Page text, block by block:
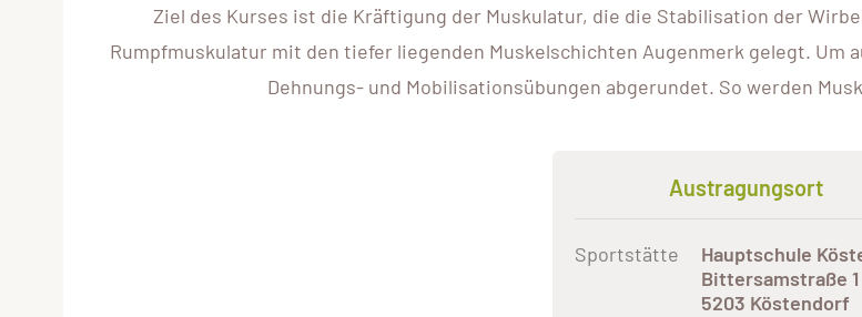
Ziel des Kurses ist die Kräftigung der Muskulatur, die die Stabilisation der
Rumpfmuskulatur mit den tiefer liegenden Muskelschichten Augenmerk gelegt.
Dehnungs- und Mobilisationsübungen abgerundet. So werden
Austragungsort
Sportstätte
Hauptschule
Bittersamstraße 1
5203 Köstendorf